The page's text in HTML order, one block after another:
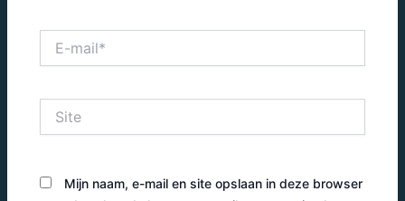
mail*
Mijn naam, e-mail en site opslaan in deze browser